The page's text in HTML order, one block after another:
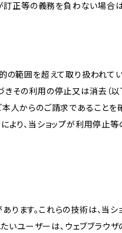
訂正等の義務を負わない場合
の範囲を超えて取り扱われ
の利用の停止又は消去（以
人からのご請求であること
より、当ショップが利用停止
ます。これらの技術は、当
ユーザーは、ウェブブラウ